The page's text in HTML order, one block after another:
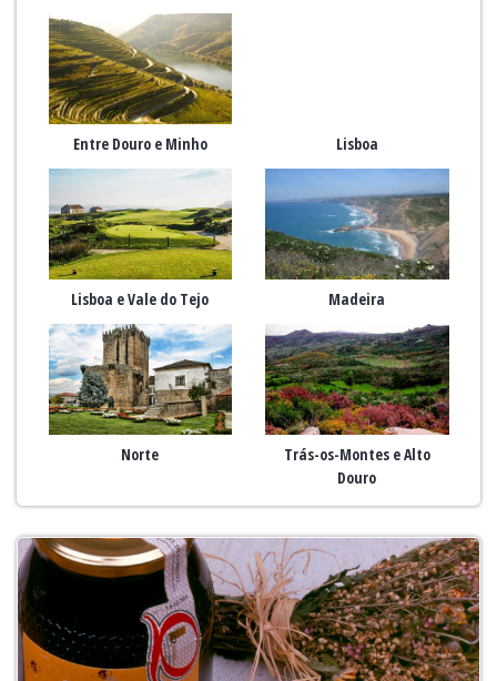
Entre Douro e Minho Lisboa
Lisboa e Vale do Tejo Madeira
Norte
Trás-os-Montes e Alto
Douro